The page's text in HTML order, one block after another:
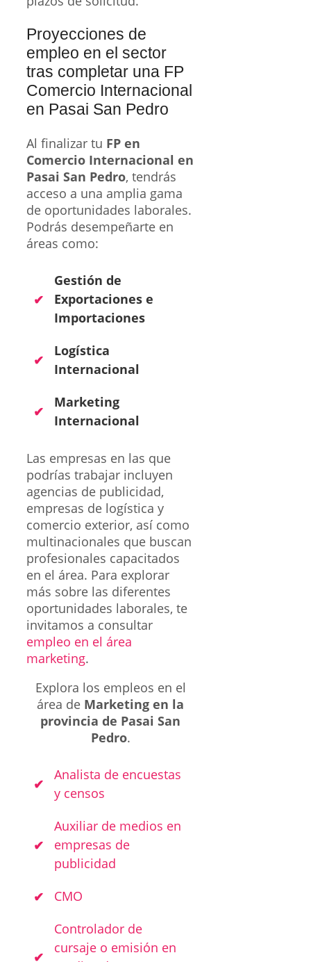
Proyecciones de
empleo en el sector
tras completar una FP
Comercio Internacional
en Pasai San Pedro
Al finalizar tu FP en
Comercio Internacional en
Pasai San Pedro, tendrás
acceso a una amplia gama
de oportunidades laborales.
Podrás desempeñarte en
áreas como:
Gestión de
Exportaciones e
Importaciones
Logística
Internacional
Marketing
Internacional
Las empresas en las que
podrías trabajar incluyen
agencias de publicidad,
empresas de logística y
comercio exterior, así como
multinacionales que buscan
profesionales capacitados
en el área. Para explorar
más sobre las diferentes
oportunidades laborales, te
invitamos a consultar
empleo en el área
marketing.
Explora los empleos en el
área de Marketing en la
provincia de Pasai San
Pedro.
Analista de encuestas
y censos
Auxiliar de medios en
empresas de
publicidad
CMO
Controlador de
cursaje o emisión en